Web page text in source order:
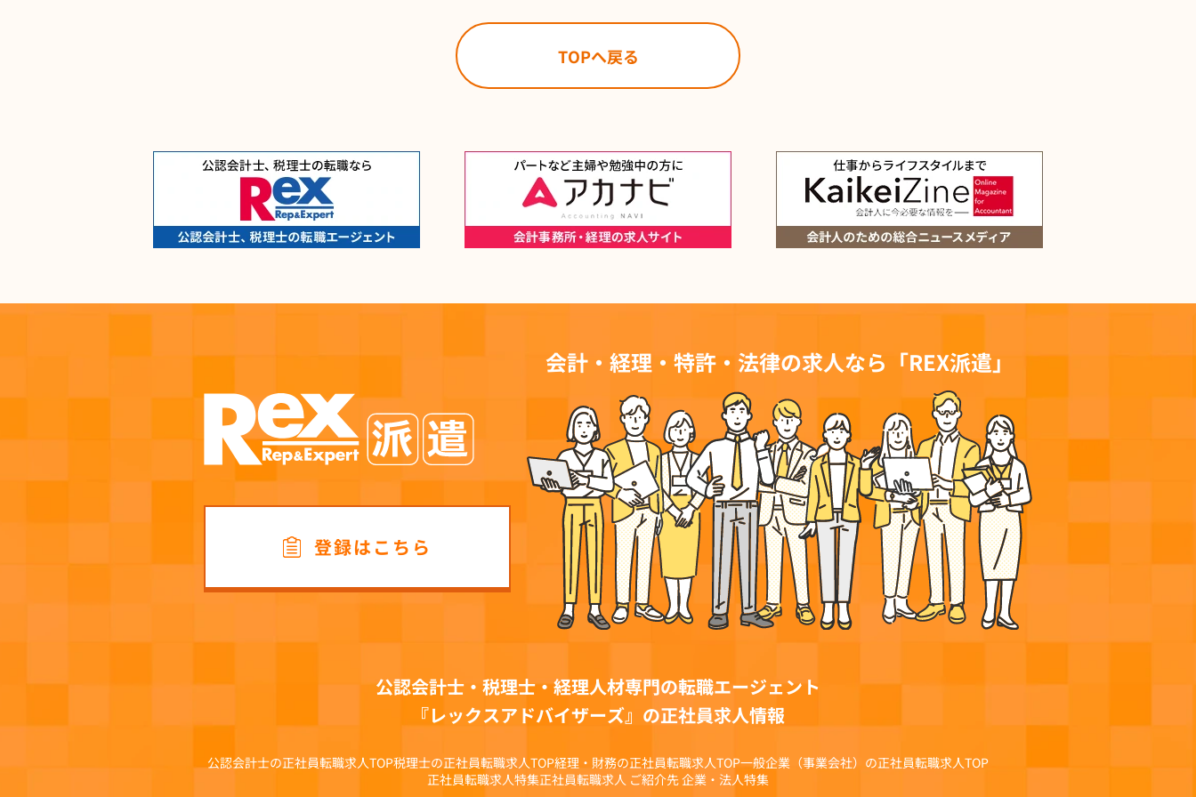
TOPへ戻る
登録はこちら
会計・経理・特許・法律の求人なら「REX派遣」
公認会計士・税理士・経理人材専門の転職エージェント
『レックスアドバイザーズ』の正社員求人情報
公認会計士の正社員転職求人TOP税理士の正社員転職求人TOP経理・財務の正社員転職求人TOP一般企業（事業会社）の正社員転職求人TOP
正社員転職求人特集正社員転職求人 ご紹介先 企業・法人特集